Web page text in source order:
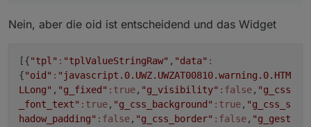
Nein, aber die oid ist entscheidend und das Widget
[{"tpl" : "tplValueStringRaw" , "data" :
{"oid" : "javascript.0.UWZ.UWZAT00810.warning.0.HTM
LLong" , "g_fixed" :true, "g_visibility" :false, "g_css
_font_text" :true, "g_css_background" :true, "g_css_s
hadow_padding" :false, "g_css_border" :false, "g_gest